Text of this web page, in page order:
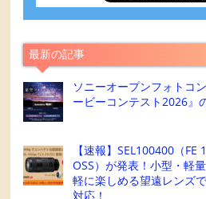
最新の記事
ソニーオープンフォトコ
ービーコンテスト2026』
【速報】SEL100400（
OSS）が発表！小型・軽
軽に楽しめる望遠レンズ
対応！